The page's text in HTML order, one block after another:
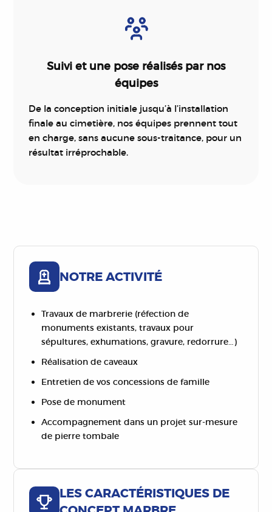
Suivi et une pose réalisés par nos
équipes
De la conception initiale jusqu’à l’installation
finale au cimetière, nos équipes prennent tout
en charge, sans aucune sous-traitance, pour un
résultat irréprochable.
NOTRE ACTIVITÉ
Travaux de marbrerie (réfection de
monuments existants, travaux pour
sépultures, exhumations, gravure, redorrure…)
Réalisation de caveaux
Entretien de vos concessions de famille
Pose de monument
Accompagnement dans un projet sur-mesure
de pierre tombale
LES CARACTÉRISTIQUES DE